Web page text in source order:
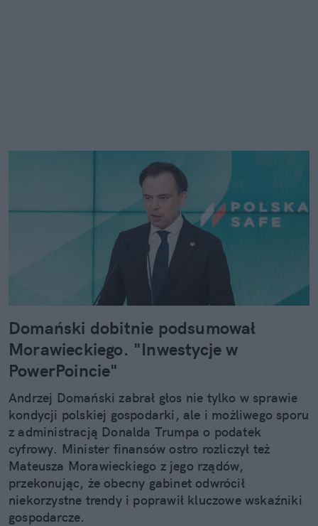
Domański dobitnie podsumował
Morawieckiego. "Inwestycje w
PowerPoincie"
Andrzej Domański zabrał głos nie tylko w sprawie
kondycji polskiej gospodarki, ale i możliwego sporu
z administracją Donalda Trumpa o podatek
cyfrowy. Minister finansów ostro rozliczył też
Mateusza Morawieckiego z jego rządów,
przekonując, że obecny gabinet odwrócił
niekorzystne trendy i poprawił kluczowe wskaźniki
gospodarcze.